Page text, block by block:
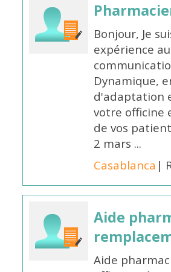
Bonjour, Je
expérience
Dynamique,
d'adaptation
votre officine
de vos
2 mars ...
Casablanca |
Aide
Aide